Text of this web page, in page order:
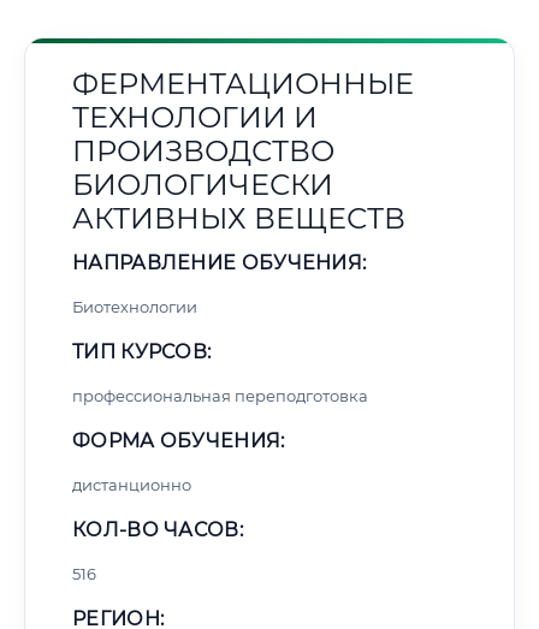
ФЕРМЕНТАЦИОННЫЕ
ТЕХНОЛОГИИ И
ПРОИЗВОДСТВО
БИОЛОГИЧЕСКИ
АКТИВНЫХ ВЕЩЕСТВ
НАПРАВЛЕНИЕ ОБУЧЕНИЯ:
Биотехнологии
ТИП КУРСОВ:
профессиональная переподготовка
ФОРМА ОБУЧЕНИЯ:
дистанционно
КОЛ-ВО ЧАСОВ:
516
РЕГИОН: